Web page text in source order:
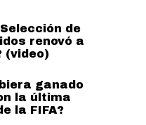
de
renovó a
(video)
ganado
la última
la FIFA?